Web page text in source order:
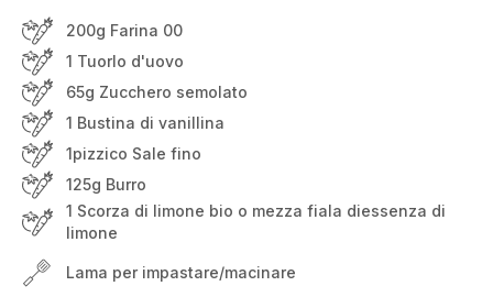
200g Farina 00
1 Tuorlo d'uovo
65g Zucchero semolato
1 Bustina di vanillina
1pizzico Sale fino
125g Burro
1 Scorza di limone bio o mezza fiala diessenza di
limone
Lama per impastare/macinare